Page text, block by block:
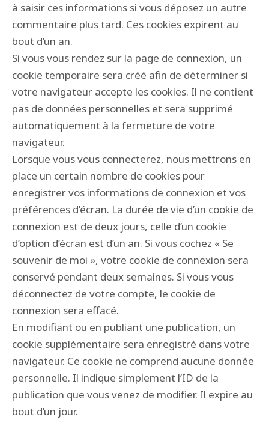
à saisir ces informations si vous déposez un autre
commentaire plus tard. Ces cookies expirent au
bout d’un an.
Si vous vous rendez sur la page de connexion, un
cookie temporaire sera créé afin de déterminer si
votre navigateur accepte les cookies. Il ne contient
pas de données personnelles et sera supprimé
automatiquement à la fermeture de votre
navigateur.
Lorsque vous vous connecterez, nous mettrons en
place un certain nombre de cookies pour
enregistrer vos informations de connexion et vos
préférences d’écran. La durée de vie d’un cookie de
connexion est de deux jours, celle d’un cookie
d’option d’écran est d’un an. Si vous cochez « Se
souvenir de moi », votre cookie de connexion sera
conservé pendant deux semaines. Si vous vous
déconnectez de votre compte, le cookie de
connexion sera effacé.
En modifiant ou en publiant une publication, un
cookie supplémentaire sera enregistré dans votre
navigateur. Ce cookie ne comprend aucune donnée
personnelle. Il indique simplement l’ID de la
publication que vous venez de modifier. Il expire au
bout d’un jour.